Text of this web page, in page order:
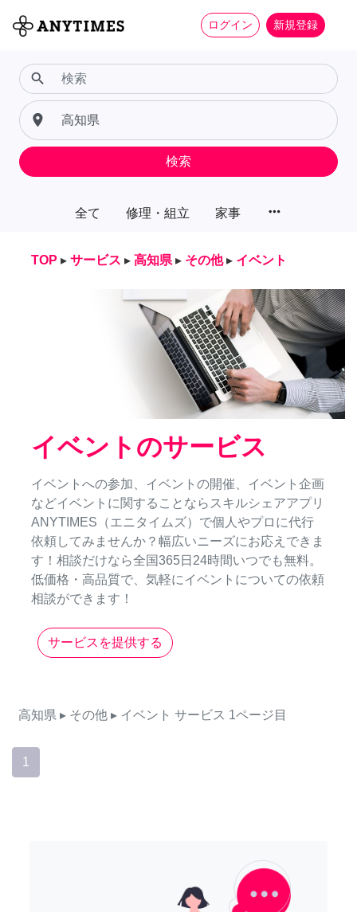
ログイン 新規登録
全て 修理・組立 家事 more_horiz
search
place
検索
TOP ▸ サービス ▸ 高知県 ▸ その他 ▸ イベント
イベントのサービス
イベントへの参加、イベントの開催、イベント企画
などイベントに関することならスキルシェアアプリ
ANYTIMES（エニタイムズ）で個人やプロに代行
依頼してみませんか？幅広いニーズにお応えできま
す！相談だけなら全国365日24時間いつでも無料。
低価格・高品質で、気軽にイベントについての依頼
相談ができます！
サービスを提供する
高知県 ▸ その他 ▸ イベント サービス 1ページ目
1